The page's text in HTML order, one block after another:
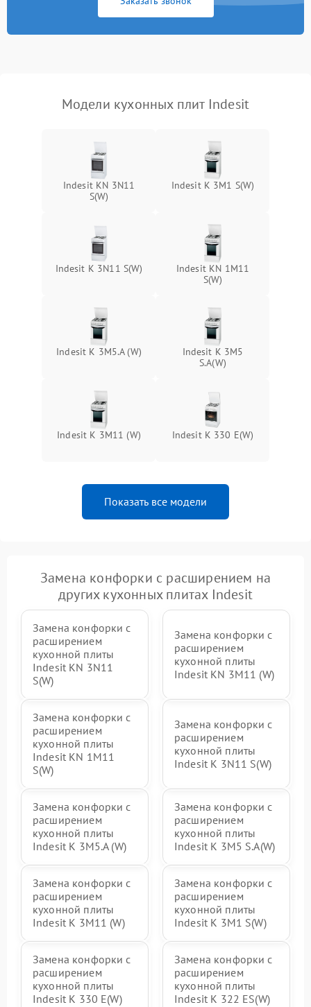
Модели кухонных плит Indesit
Indesit KN 3N11
S(W)
Indesit K 3M1 S(W)
Indesit K 3N11 S(W)
Indesit KN 1M11
S(W)
Indesit K 3M5.A (W)
Indesit K 3M5
S.A(W)
Indesit K 3M11 (W) Indesit K 330 E(W)
Показать все модели
Замена конфорки с расширением на
других кухонных плитах Indesit
Замена конфорки с
расширением
кухонной плиты
Indesit KN 3N11
S(W)
Замена конфорки с
расширением
кухонной плиты
Indesit KN 3M11 (W)
Замена конфорки с
расширением
кухонной плиты
Indesit KN 1M11
S(W)
Замена конфорки с
расширением
кухонной плиты
Indesit K 3N11 S(W)
Замена конфорки с
расширением
кухонной плиты
Indesit K 3M5.A (W)
Замена конфорки с
расширением
кухонной плиты
Indesit K 3M5 S.A(W)
Замена конфорки с
расширением
кухонной плиты
Indesit K 3M11 (W)
Замена конфорки с
расширением
кухонной плиты
Indesit K 3M1 S(W)
Замена конфорки с
расширением
кухонной плиты
Indesit K 330 E(W)
Замена конфорки с
расширением
кухонной плиты
Indesit K 322 ES(W)